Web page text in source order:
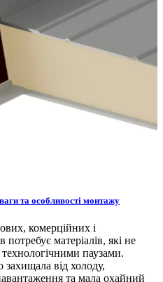
та особливості монтажу
комерційних і
потребує матеріалів, які не
паузами.
від холоду,
та мала охайний